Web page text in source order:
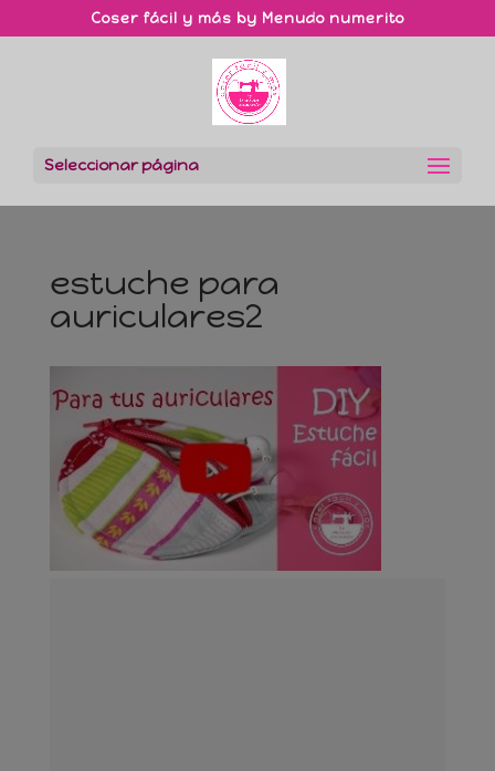
Coser fácil y más by Menudo numerito
Seleccionar página
estuche para
auriculares2